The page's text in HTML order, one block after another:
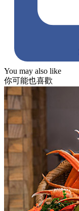
You may also like
你可能也喜歡